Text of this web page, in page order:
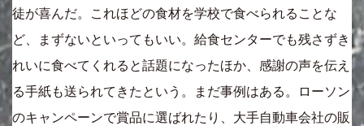
徒が喜んだ。これほどの食材を学校で食べられることな
ど、まずないといってもいい。給食センターでも残さずき
れいに食べてくれると話題になったほか、感謝の声を伝え
る手紙も送られてきたという。まだ事例はある。ローソン
のキャンペーンで賞品に選ばれたり、大手自動車会社の販